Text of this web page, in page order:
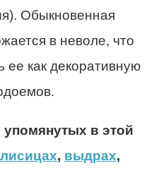
Обыкновенная
в неволе, что
ее как декоративную
в этой
лисицах, выдрах,